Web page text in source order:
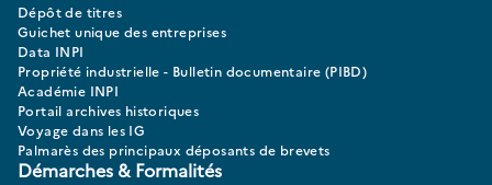
Dépôt de titres
Guichet unique des entreprises
Data INPI
Propriété industrielle - Bulletin documentaire (PIBD)
Académie INPI
Portail archives historiques
Voyage dans les IG
Palmarès des principaux déposants de brevets
Démarches & Formalités